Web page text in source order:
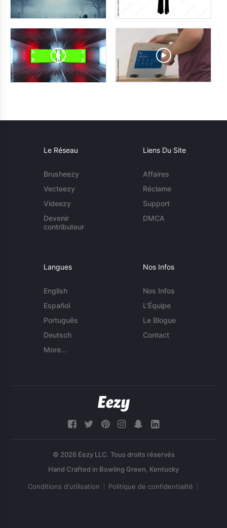
Le Réseau
Brusheezy
Vecteezy
Videezy
Devenir
contributeur
Liens Du Site
Affaires
Réclame
Support
DMCA
Langues
English
Español
Português
Deutsch
More...
Nos Infos
Nos Infos
L'Équipe
Le Blogue
Contact
© 2026 Eezy LLC. Tous droits réservés
Conditions d'utilisation Politique de confidentialité